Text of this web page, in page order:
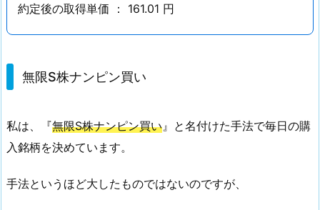
買
約定後の取得単価 ： 161.01 円
無限S株ナンピン買い
私は、『無限S株ナンピン買い』と名付けた手法で毎日の購
入銘柄を決めています。
手法というほど大したものではないのですが、